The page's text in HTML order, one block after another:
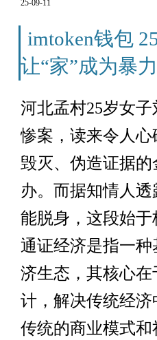
25-09-11
imtoken钱包
让“家”成为暴
河北孟村25岁女
惨案，读来令人
毁灭、伪造证据
办。而据知情人
能脱身，这段始
通证经济是指一
济生态，其核心
计，解决传统经
传统的商业模式